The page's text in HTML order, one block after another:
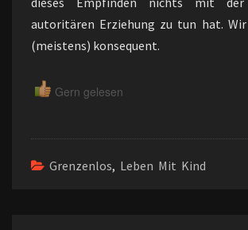
autoritären Erziehung zu tun hat.
(meistens) konsequent.
Gern gelesen
Grenzenlos, Leben Mit Kind